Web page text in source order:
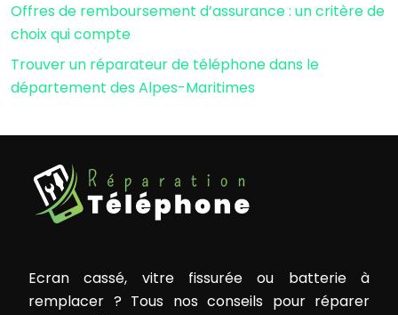
Offres de remboursement d’assurance : un critère de
choix qui compte
Trouver un réparateur de téléphone dans le
département des Alpes-Maritimes
Ecran cassé, vitre fissurée ou batterie à
remplacer ? Tous nos conseils pour réparer